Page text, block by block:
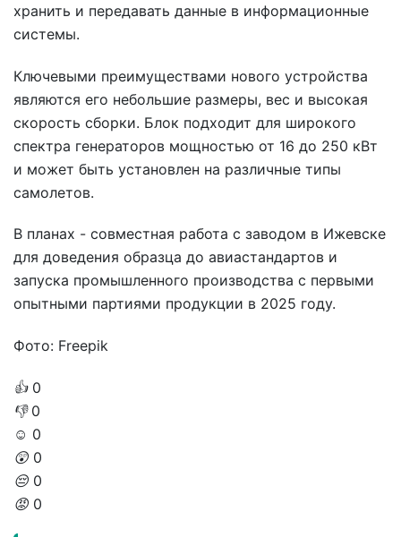
хранить и передавать данные в информационные
системы.
Ключевыми преимуществами нового устройства
являются его небольшие размеры, вес и высокая
скорость сборки. Блок подходит для широкого
спектра генераторов мощностью от 16 до 250 кВт
и может быть установлен на различные типы
самолетов.
В планах - совместная работа с заводом в Ижевске
для доведения образца до авиастандартов и
запуска промышленного производства с первыми
опытными партиями продукции в 2025 году.
Фото: Freepik
👍 0
👎 0
☺️ 0
😲 0
😔 0
😡 0